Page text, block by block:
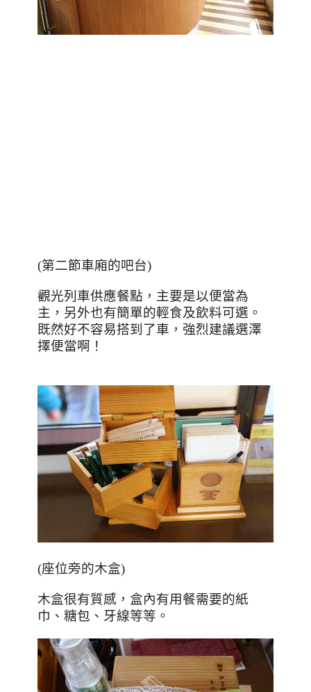
(第二節車廂的吧台)
觀光列車供應餐點，主要是以便當為
主，另外也有簡單的輕食及飲料可選。
既然好不容易搭到了車，強烈建議選澤
擇便當啊！
(座位旁的木盒)
木盒很有質感，盒內有用餐需要的紙
巾、糖包、牙線等等。